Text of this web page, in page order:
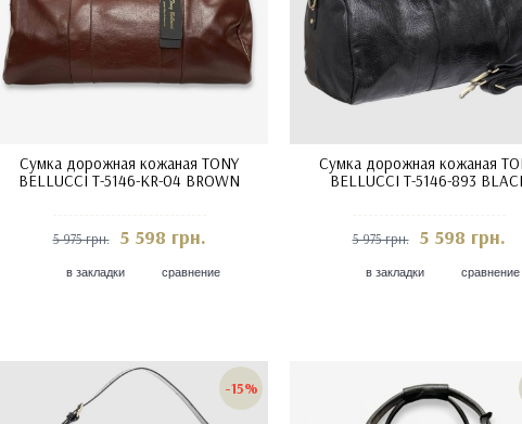
Сумка дорожная кожаная TONY
BELLUCCI T-5146-KR-04 BROWN
5 975 грн. 5 598 грн.
в закладки сравнение
Сумка дорожная кожаная
BELLUCCI T-5146-893
5 975 грн. 5 598 грн.
в закладки сравнение
-15%